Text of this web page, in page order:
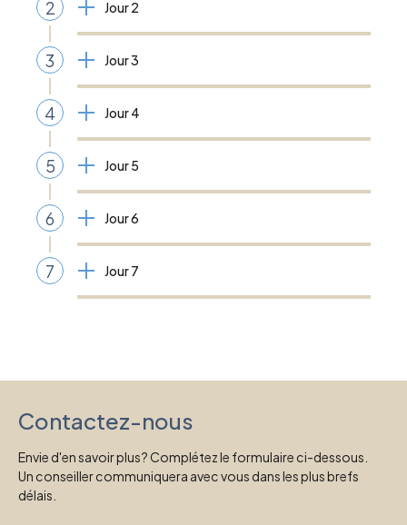
2 Jour 2
3 Jour 3
4 Jour 4
5 Jour 5
6 Jour 6
7 Jour 7
Contactez-nous
Envie d'en savoir plus? Complétez le formulaire ci-dessous.
Un conseiller communiquera avec vous dans les plus brefs
délais.